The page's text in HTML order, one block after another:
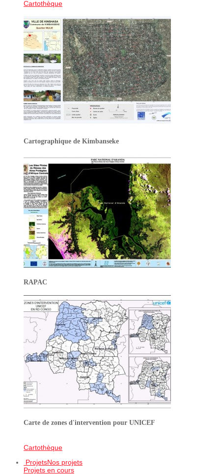
Cartothèque
Cartographique de Kimbanseke
RAPAC
Carte de zones d'intervention pour UNICEF
Cartothèque
ProjetsNos projets
Projets en cours